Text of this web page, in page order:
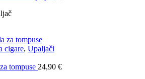
cigare, Upaljači
tompuse 24,90 €